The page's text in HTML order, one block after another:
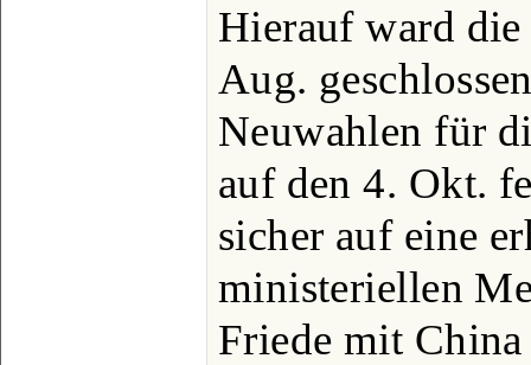
Hierauf ward
Aug.
Neuwahlen für
auf den 4. Okt.
sicher auf eine
ministeriellen
Friede mit